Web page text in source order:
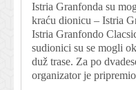
Istria Granfonda su
kraću dionicu – Istria
Istria Granfondo
sudionici su se mogli
duž trase. Za po
organizator je